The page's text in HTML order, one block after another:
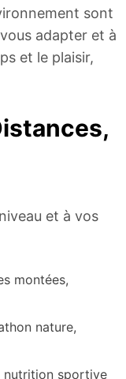
sont
adapter et à
et le plaisir,
et à vos
montées,
nature,
nutrition sportive